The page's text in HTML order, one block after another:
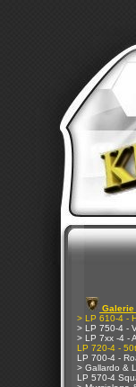
Galerie
> LP 610-4 -
> LP 750-4 -
> LP 7xx -4 -
LP 720-4 -
LP 700-4 -
> Gallardo &
LP 570-4